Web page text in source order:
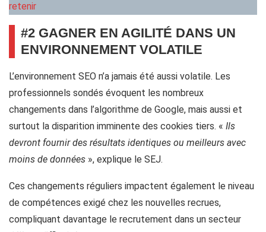
retenir
#2 GAGNER EN AGILITÉ DANS UN
ENVIRONNEMENT VOLATILE
L’environnement SEO n’a jamais été aussi volatile. Les
professionnels sondés évoquent les nombreux
changements dans l’algorithme de Google, mais aussi et
surtout la disparition imminente des cookies tiers. « Ils
devront fournir des résultats identiques ou meilleurs avec
moins de données », explique le SEJ.
Ces changements réguliers impactent également le niveau
de compétences exigé chez les nouvelles recrues,
compliquant davantage le recrutement dans un secteur